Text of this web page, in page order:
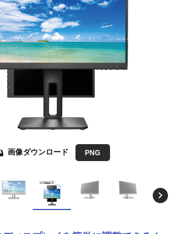
画像ダウンロード PNG
ダウンロード JPEG EPS形式
ダウンロード JPEG EPS形式
ダウンロード JPEG EPS形式
ダウンロード JPEG EPS形式
ダウンロード JPEG EPS形式
ダウンロード JPEG EPS形式
ダウンロード JPEG EPS形式
ダウンロード JPEG EPS形式